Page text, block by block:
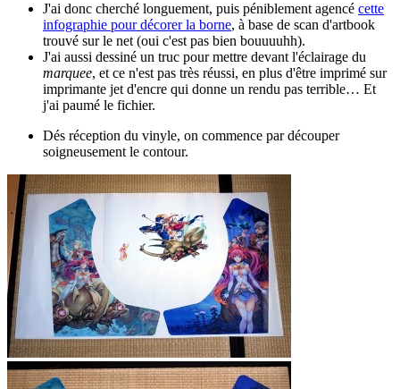
J'ai donc cherché longuement, puis péniblement agencé cette
infographie pour décorer la borne, à base de scan d'artbook
trouvé sur le net (oui c'est pas bien bouuuuhh).
J'ai aussi dessiné un truc pour mettre devant l'éclairage du
marquee, et ce n'est pas très réussi, en plus d'être imprimé sur
imprimante jet d'encre qui donne un rendu pas terrible… Et
j'ai paumé le fichier.
Dés réception du vinyle, on commence par découper
soigneusement le contour.